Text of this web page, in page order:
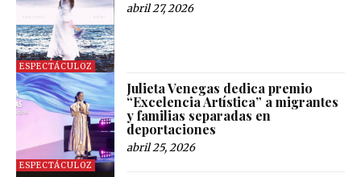
ESPECTÁCULOZ
abril 27, 2026
ESPECTÁCULOZ
Julieta Venegas dedica premio
“Excelencia Artística” a migrantes
y familias separadas en
deportaciones
abril 25, 2026